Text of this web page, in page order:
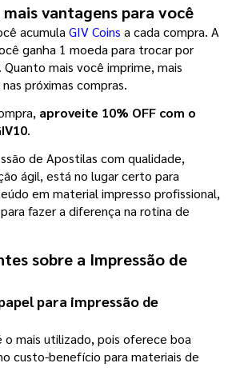
mais vantagens para você
acumula GIV Coins a cada compra. A
ganha 1 moeda para trocar por
mais você imprime, mais
próximas compras.
aproveite 10% OFF com o
.
de Apostilas com qualidade,
ágil, está no lugar certo para
em material impresso profissional,
fazer a diferença na rotina de
sobre a Impressão de
para impressão de
mais utilizado, pois oferece boa
custo-benefício para materiais de